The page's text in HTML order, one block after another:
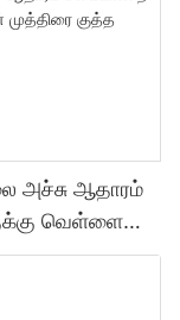
அச்சு ஆதாரம்
வெள்ளை
போன்ற ஒரு